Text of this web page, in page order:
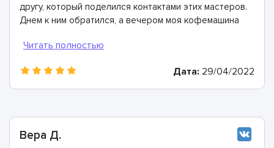
другу, который поделился контактами этих мастеров.
Днем к ним обратился, а вечером моя кофемашина
Дата: 29/04/2022
Вера Д.